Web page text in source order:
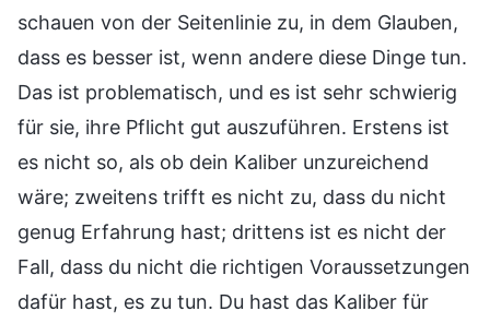
schauen von der Seitenlinie zu, in dem Glauben,
dass es besser ist, wenn andere diese Dinge tun.
Das ist problematisch, und es ist sehr schwierig
für sie, ihre Pflicht gut auszuführen. Erstens ist
es nicht so, als ob dein Kaliber unzureichend
wäre; zweitens trifft es nicht zu, dass du nicht
genug Erfahrung hast; drittens ist es nicht der
Fall, dass du nicht die richtigen Voraussetzungen
dafür hast, es zu tun. Du hast das Kaliber für